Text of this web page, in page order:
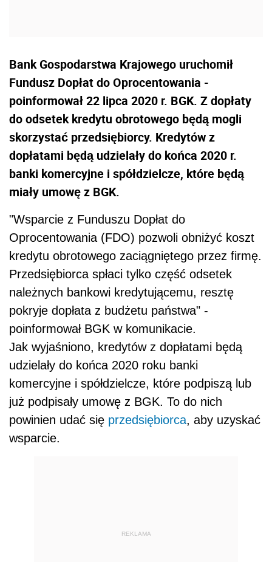
Bank Gospodarstwa Krajowego uruchomił
Fundusz Dopłat do Oprocentowania -
poinformował 22 lipca 2020 r. BGK. Z dopłaty
do odsetek kredytu obrotowego będą mogli
skorzystać przedsiębiorcy. Kredytów z
dopłatami będą udzielały do końca 2020 r.
banki komercyjne i spółdzielcze, które będą
miały umowę z BGK.
"Wsparcie z Funduszu Dopłat do
Oprocentowania (FDO) pozwoli obniżyć koszt
kredytu obrotowego zaciągniętego przez firmę.
Przedsiębiorca spłaci tylko część odsetek
należnych bankowi kredytującemu, resztę
pokryje dopłata z budżetu państwa" -
poinformował BGK w komunikacie.
Jak wyjaśniono, kredytów z dopłatami będą
udzielały do końca 2020 roku banki
komercyjne i spółdzielcze, które podpiszą lub
już podpisały umowę z BGK. To do nich
powinien udać się przedsiębiorca, aby uzyskać
wsparcie.
REKLAMA